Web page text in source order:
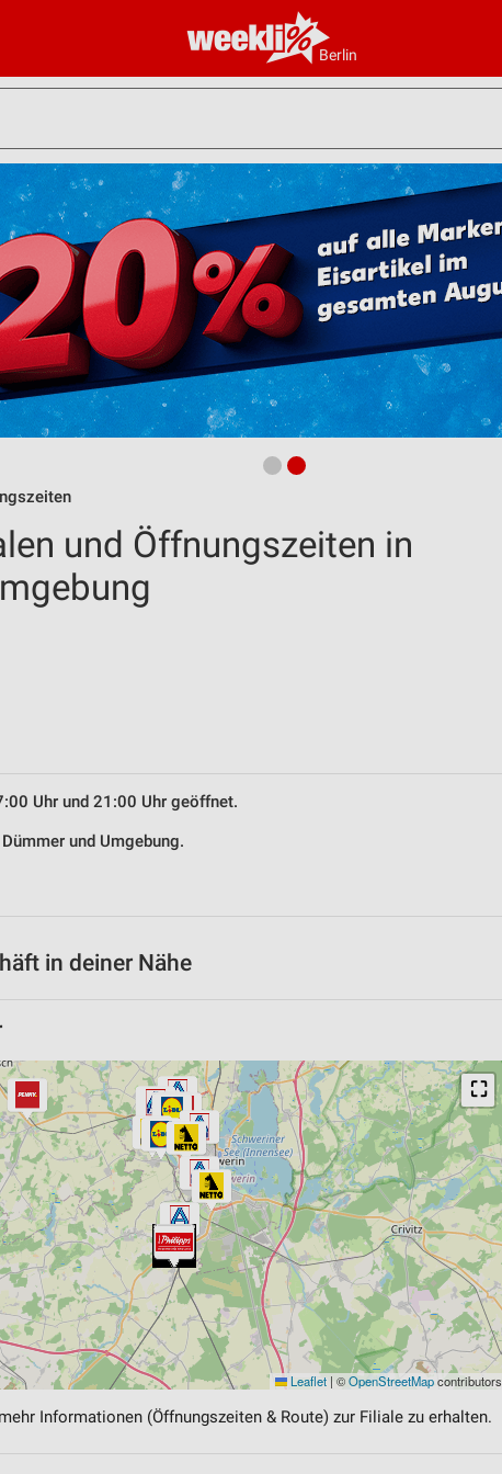
Berlin
und Öffnungszeiten in
Uhr und 21:00 Uhr geöffnet.
und Umgebung.
in deiner Nähe
⛶
Leaflet | ©OpenStreetMapcontributors
Informationen (Öffnungszeiten & Route) zur Filiale zu erhalten.